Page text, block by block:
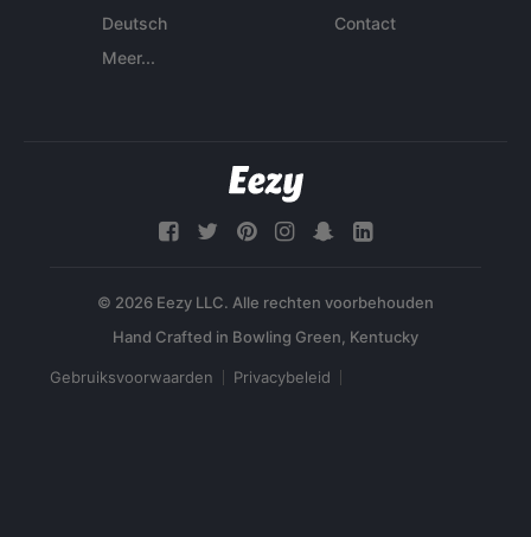
Deutsch
Meer...
Contact
© 2026 Eezy LLC. Alle rechten voorbehouden
Gebruiksvoorwaarden Privacybeleid